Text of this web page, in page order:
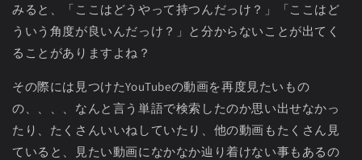
みると、「ここはどうやって持つんだっけ？」「ここはど
ういう角度が良いんだっけ？」と分からないことが出てく
ることがありますよね？
その際には見つけたYouTubeの動画を再度見たいもの
の、、、、なんと言う単語で検索したのか思い出せなかっ
たり、たくさんいいねしていたり、他の動画もたくさん見
ていると、見たい動画になかなか辿り着けない事もあるの